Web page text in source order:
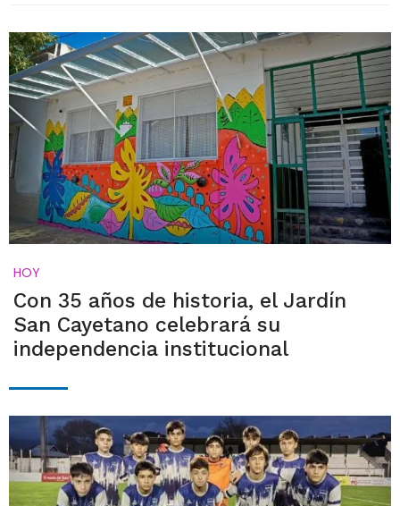
HOY
Con 35 años de historia, el Jardín
San Cayetano celebrará su
independencia institucional